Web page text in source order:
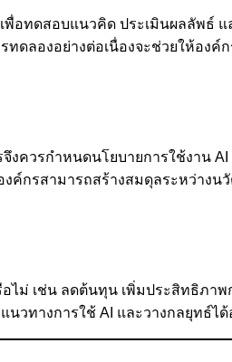
อทดสอบแนวคิด ประเมินผลลัพธ์
ดลองอย่างต่อเนื่องจะช่วยให้องค์
วรกำหนดนโยบายการใช้งาน AI
กรสามารถสร้างสมดุลระหว่างน
ไม่ เช่น ลดต้นทุน เพิ่มประสิทธิภ
วทางการใช้ AI และวางกลยุทธ์ไ